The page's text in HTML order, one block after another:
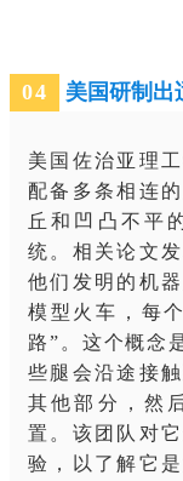
04 美国研制出
美国佐治亚理
配备多条相连
丘和凹凸不平
统。相关论文
他们发明的机
模型火车，每
路”。这个概念
些腿会沿途接
其他部分，然
置。该团队对
验，以了解它